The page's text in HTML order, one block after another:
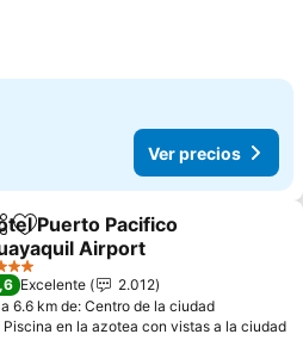
Ver precios
Agregar a favoritos
Puerto Pacifico
Airport
Excelente
2.012
a 6.6 km de: Centro de la ciudad
Piscina en la azotea con vistas a la ciudad